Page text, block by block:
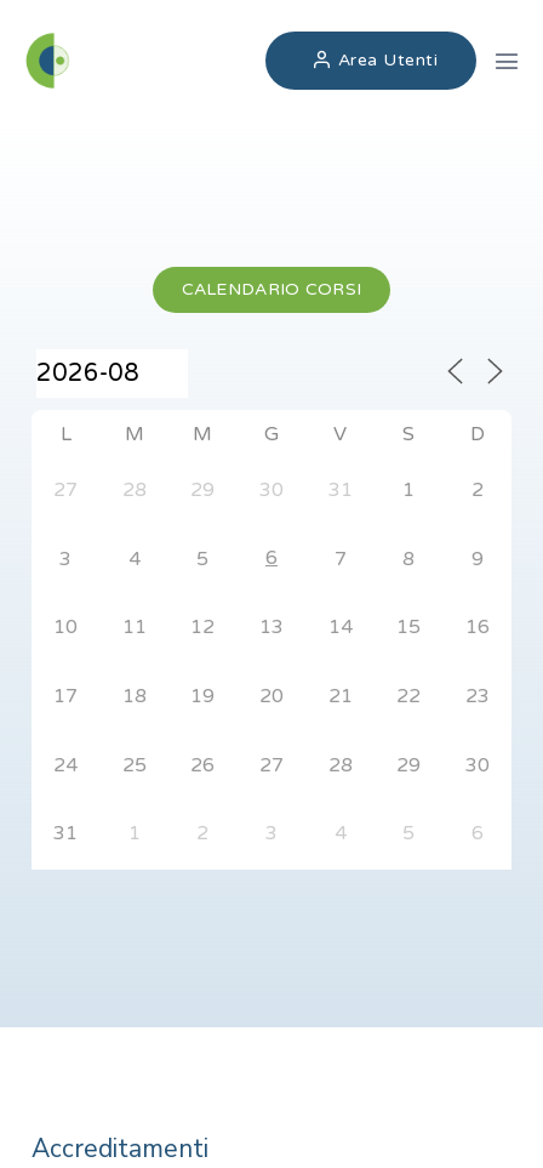
Area Utenti
CALENDARIO CORSI
L M M G V S D
27 28 29 30 31 1 2
3 4 5 6 7 8 9
10 11 12 13 14 15 16
17 18 19 20 21 22 23
24 25 26 27 28 29 30
31 1 2 3 4 5 6
Accreditamenti